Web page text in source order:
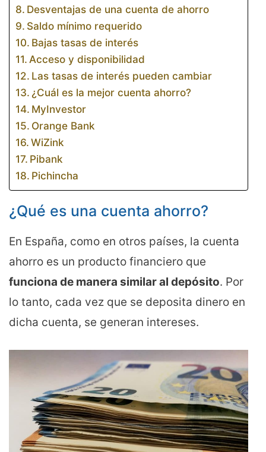
Desventajas de una cuenta de ahorro
Saldo mínimo requerido
Bajas tasas de interés
Acceso y disponibilidad
Las tasas de interés pueden cambiar
¿Cuál es la mejor cuenta ahorro?
MyInvestor
Orange Bank
WiZink
Pibank
Pichincha
¿Qué es una cuenta ahorro?
En España, como en otros países, la cuenta
ahorro es un producto financiero que
funciona de manera similar al depósito. Por
lo tanto, cada vez que se deposita dinero en
dicha cuenta, se generan intereses.